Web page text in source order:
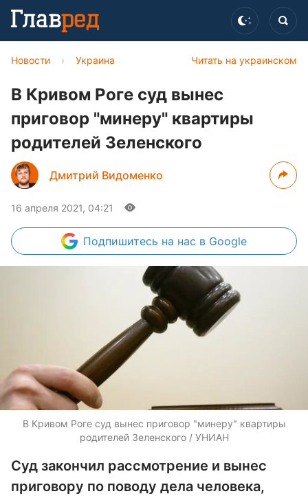
Читать на украинском
Новости › Украина
В Кривом Роге суд вынес
приговор "минеру" квартиры
родителей Зеленского
Дмитрий Видоменко
16 апреля 2021, 04:21
Подпишитесь на нас в Google
В Кривом Роге суд вынес приговор "минеру" квартиры
родителей Зеленского / УНИАН
Суд закончил рассмотрение и вынес
приговору по поводу дела человека,